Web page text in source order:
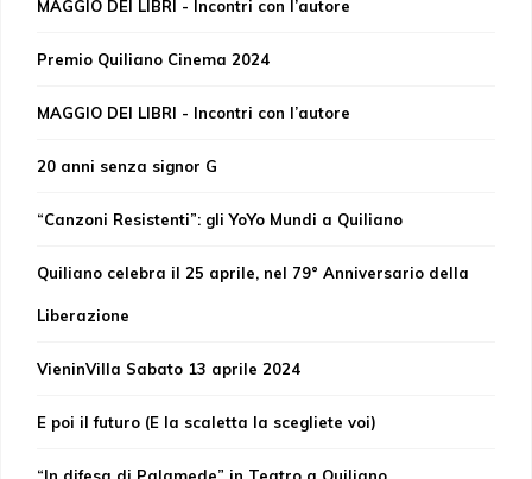
MAGGIO DEI LIBRI - Incontri con l’autore
Premio Quiliano Cinema 2024
MAGGIO DEI LIBRI - Incontri con l’autore
20 anni senza signor G
“Canzoni Resistenti”: gli YoYo Mundi a Quiliano
Quiliano celebra il 25 aprile, nel 79° Anniversario della
Liberazione
VieninVilla Sabato 13 aprile 2024
E poi il futuro (E la scaletta la scegliete voi)